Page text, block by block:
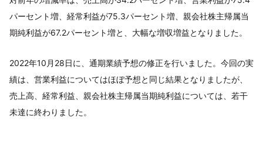
パーセント増、経常利益が75.3パーセント増、親会社株主帰属当
期純利益が67.2パーセント増と、大幅な増収増益となりました。
2022年10月28日に、通期業績予想の修正を行いました。今回の実
績は、営業利益についてはほぼ予想と同じ結果となりましたが、
売上高、経常利益、親会社株主帰属当期純利益については、若干
未達に終わりました。